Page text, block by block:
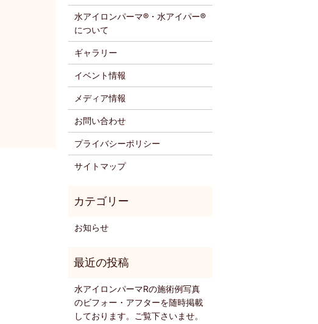
水アイロンパーマ®・水アイパー®
について
ギャラリー
イベント情報
メディア情報
お問い合わせ
プライバシーポリシー
サイトマップ
お知らせ
水アイロンパーマRの施術例写真
のビフォー・アフターを随時掲載
しております。ご覧下さいませ。